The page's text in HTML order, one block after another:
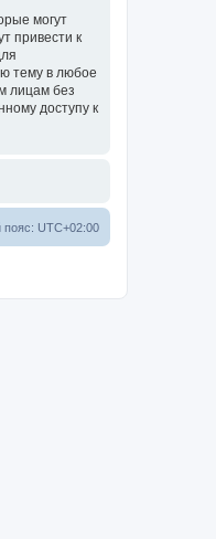
могут
привести к
тему в любое
лицам без
доступу к
пояс: UTC+02:00